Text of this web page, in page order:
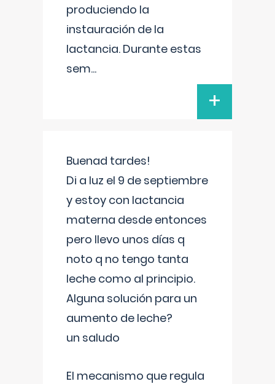
produciendo la
instauración de la
lactancia. Durante estas
sem...
+
Buenad tardes!
Di a luz el 9 de septiembre
y estoy con lactancia
materna desde entonces
pero llevo unos días q
noto q no tengo tanta
leche como al principio.
Alguna solución para un
aumento de leche?
un saludo
El mecanismo que regula